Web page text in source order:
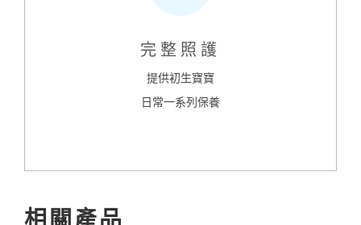
完整照護
提供初生寶寶
日常一系列保養
相關產品